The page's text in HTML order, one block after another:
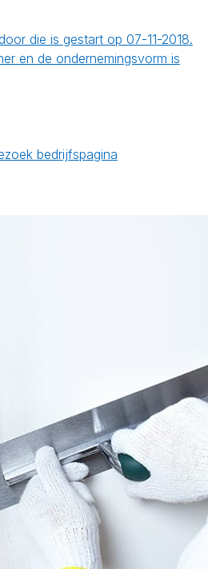
die is gestart op 07-11-2018.
en de ondernemingsvorm is
bedrijfspagina